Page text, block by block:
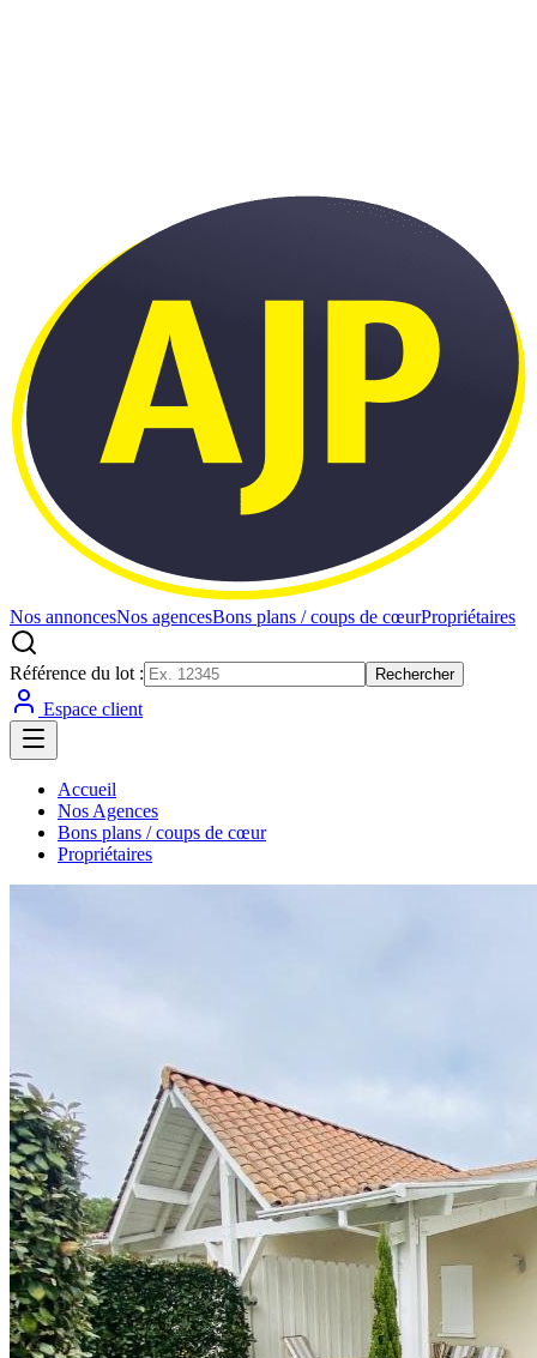
Nos annoncesNos agencesBons plans / coups de cœurPropriétaires
Référence du lot : Rechercher
Espace client
Accueil
Nos Agences
Bons plans / coups de cœur
Propriétaires